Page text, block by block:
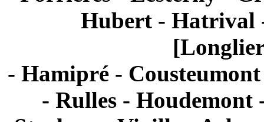
Hubert - Hatrival
- Hamipré -
- Rulles - Houdemont